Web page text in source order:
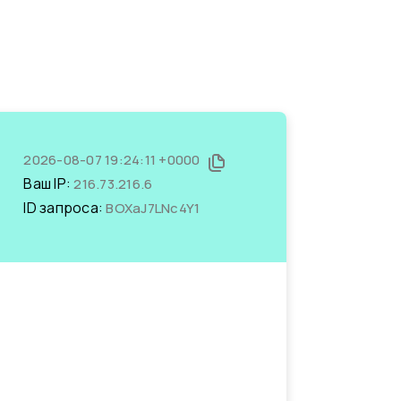
2026-08-07 19:24:11 +0000
Ваш IP:216.73.216.6
ID запроса:BOXaJ7LNc4Y1